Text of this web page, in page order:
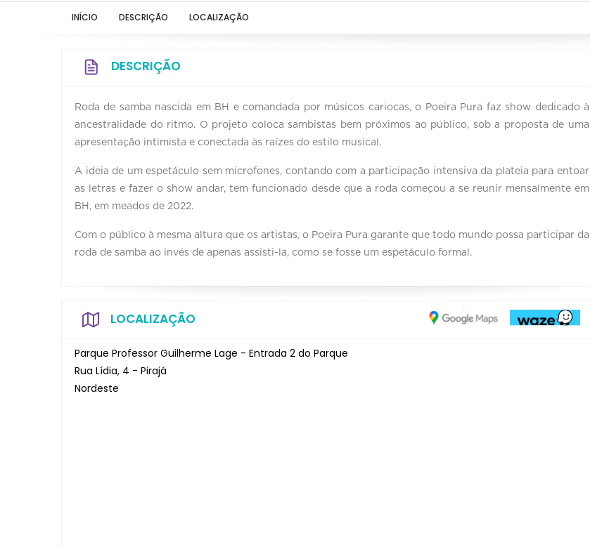
INÍCIO DESCRIÇÃO LOCALIZAÇÃO
DESCRIÇÃO
Roda de samba nascida em BH e comandada por músicos cariocas, o Poeira Pura faz show dedicado à
ancestralidade do ritmo. O projeto coloca sambistas bem próximos ao público, sob a proposta de uma
apresentação intimista e conectada às raízes do estilo musical.
A ideia de um espetáculo sem microfones, contando com a participação intensiva da plateia para entoar
as letras e fazer o show andar, tem funcionado desde que a roda começou a se reunir mensalmente em
BH, em meados de 2022.
Com o público à mesma altura que os artistas, o Poeira Pura garante que todo mundo possa participar da
roda de samba ao invés de apenas assisti-la, como se fosse um espetáculo formal.
LOCALIZAÇÃO
Parque Professor Guilherme Lage - Entrada 2 do Parque
Rua Lídia, 4 - Pirajá
Nordeste